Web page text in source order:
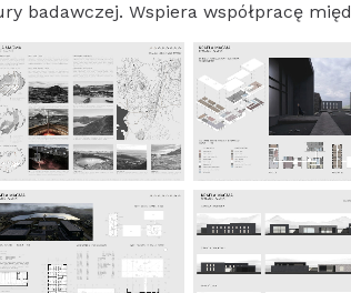
badawczej. Wspiera współpracę